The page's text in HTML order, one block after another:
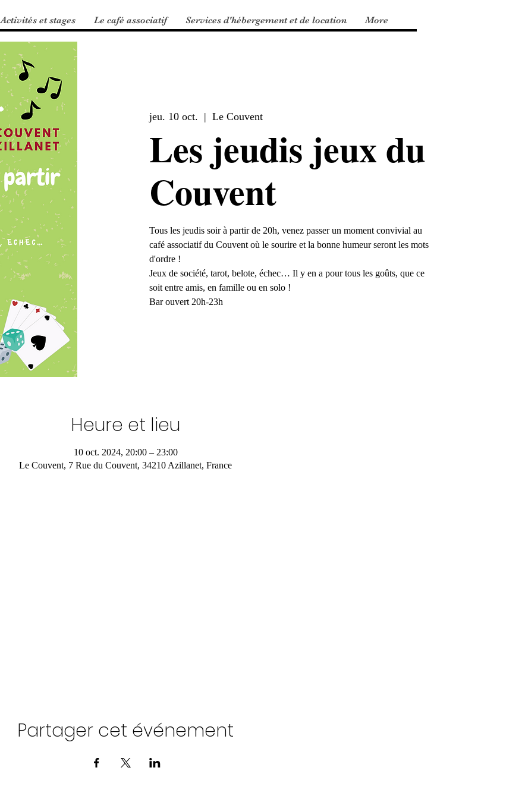
Activités et stages Le café associatif Services d'hébergement et de location More
jeu. 10 oct.
  |
Le Couvent
Les jeudis jeux du
Couvent
Tous les jeudis soir à partir de 20h, venez passer un moment convivial au
café associatif du Couvent où le sourire et la bonne humeur seront les mots
d'ordre !
Jeux de société, tarot, belote, échec… Il y en a pour tous les goûts, que ce
soit entre amis, en famille ou en solo !
Bar ouvert 20h-23h
Heure et lieu
10 oct. 2024, 20:00 – 23:00
Le Couvent, 7 Rue du Couvent, 34210 Azillanet, France
Partager cet événement